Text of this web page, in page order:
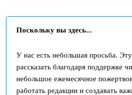
Поскольку вы здесь...
У нас есть небольшая просьба.
рассказать благодаря поддержке
небольшое ежемесячное
работать редакции и создавать